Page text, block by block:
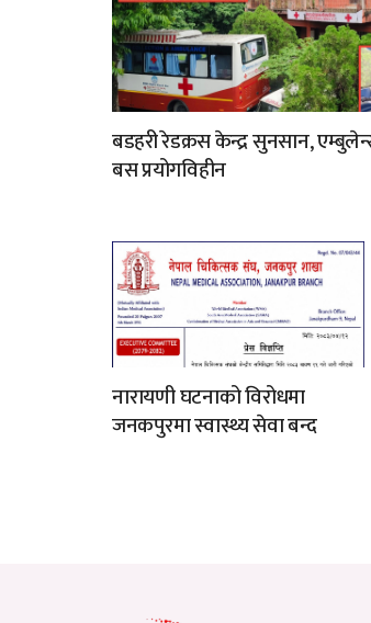
बडहरी रेडक्रस केन्द्र सुनसान,
बस प्रयोगविहीन
नारायणी घटनाको विरोधमा
जनकपुरमा स्वास्थ्य सेवा बन्द